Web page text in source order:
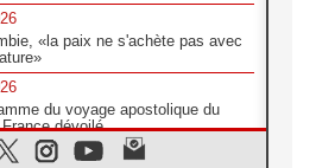
«la paix ne s'achète pas avec
du voyage apostolique du
dévoilé